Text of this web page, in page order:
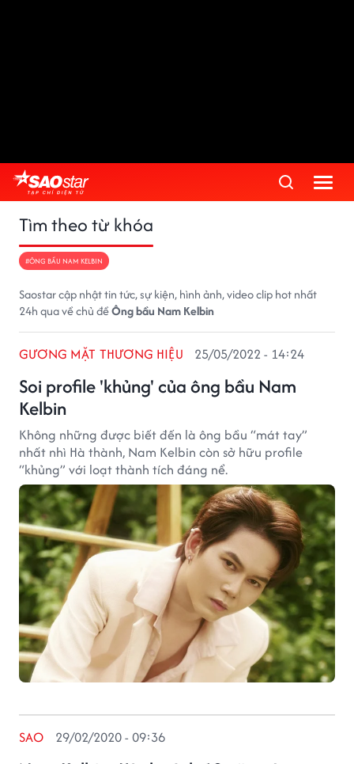
Tìm theo từ khóa
#ÔNG BẦU NAM KELBIN
Saostar cập nhật tin tức, sự kiện, hình ảnh, video clip hot nhất
24h qua về chủ đềÔng bầu Nam Kelbin
Soi profile 'khủng' của ông bầu Nam
Kelbin
GƯƠNG MẶT THƯƠNG HIỆU 25/05/2022 - 14:24
Không những được biết đến là ông bầu “mát tay”
nhất nhì Hà thành, Nam Kelbin còn sở hữu profile
“khủng” với loạt thành tích đáng nể.
SAO 29/02/2020 - 09:36